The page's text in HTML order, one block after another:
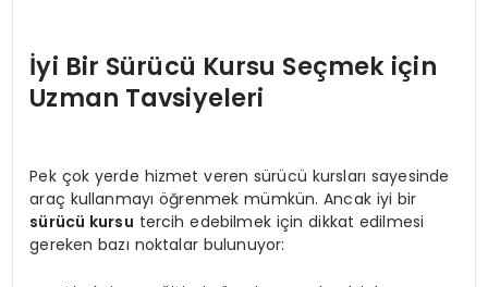
İyi Bir Sürücü Kursu Seçmek için
Uzman Tavsiyeleri
Pek çok yerde hizmet veren sürücü kursları sayesinde
araç kullanmayı öğrenmek mümkün. Ancak iyi bir
sürücü kursu tercih edebilmek için dikkat edilmesi
gereken bazı noktalar bulunuyor: